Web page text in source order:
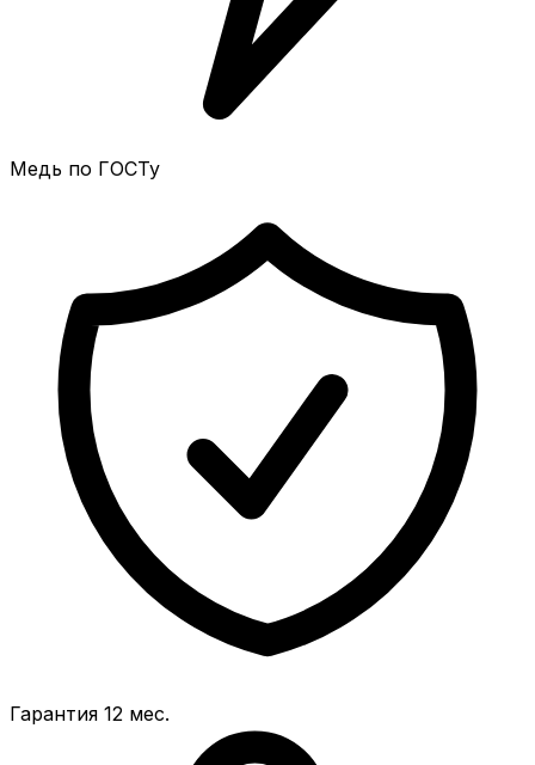
Медь по ГОСТу
Гарантия 12 мес.